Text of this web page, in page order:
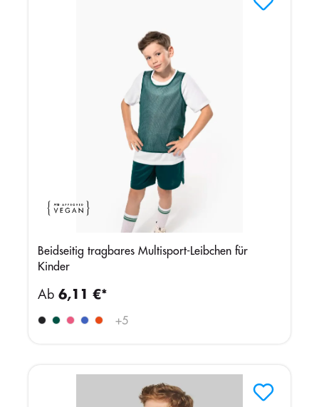
Beidseitig tragbares Multisport-Leibchen für
Kinder
+5
Ab 6,11 €*